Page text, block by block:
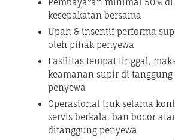
Pembayaran minimal 50% di
kesepakatan bersama
Upah & insentif performa
oleh pihak penyewa
Fasilitas tempat tinggal,
keamanan supir di
penyewa
Operasional truk selama
servis berkala, ban bocor
ditanggung penyewa